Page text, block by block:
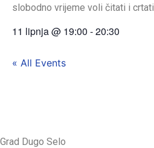
slobodno vrijeme voli čitati i
11 lipnja@ 19:00 -20:30
« All Events
Grad Dugo Selo